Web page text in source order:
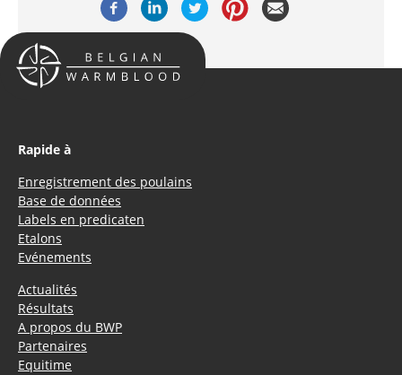
Rapide à
Enregistrement des poulains
Base de données
Labels en predicaten
Etalons
Evénements
Actualités
Résultats
A propos du BWP
Partenaires
Equitime